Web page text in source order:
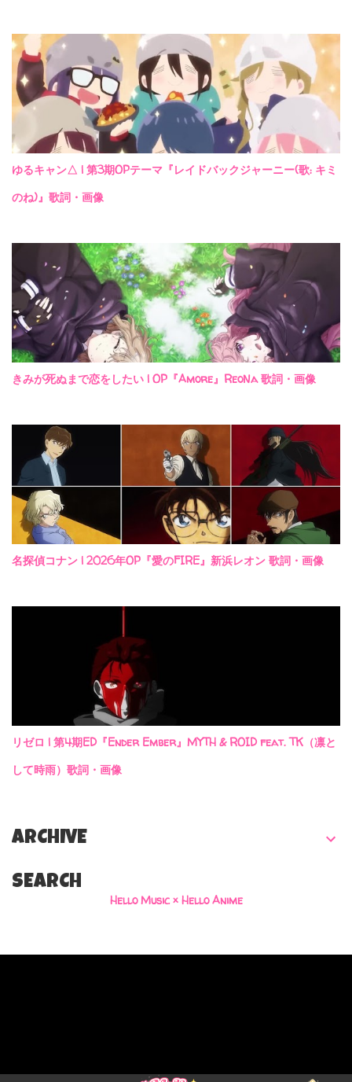
ゆるキャン△ | 第3期OPテーマ『レイドバックジャーニー(歌: キミ
のね)』歌詞・画像
きみが死ぬまで恋をしたい | OP『Amore』ReoNa 歌詞・画像
名探偵コナン | 2026年OP『愛のFIRE』新浜レオン 歌詞・画像
リゼロ | 第4期ED『Ender Ember』MYTH & ROID feat. TK（凛と
して時雨）歌詞・画像
ARCHIVE
SEARCH
Hello Music × Hello Anime